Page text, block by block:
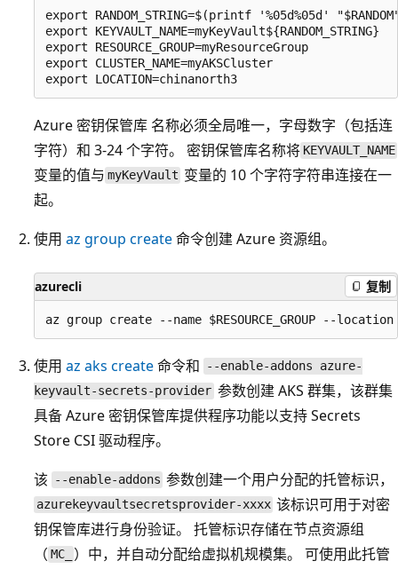
export RANDOM_STRING=$(printf '%05d%05d'
export KEYVAULT_NAME=myKeyVault${RANDOM_STRING}
export RESOURCE_GROUP=myResourceGroup
export CLUSTER_NAME=myAKSCluster
Azure 密钥保管库 名称必须全局唯一，字母数字（包括连
字符）和 3-24 个字符。 密钥保管库名称将 KEYVAULT_NAME
变量的值与 myKeyVault 变量的 10 个字符字符串连接在一
起。
使用 az group create命令创建 Azure 资源组。
azurecli 复制
使用 az aks create命令和
--enable-addons azure-
keyvault-secrets-provider 参数创建 AKS 群集，该群集
具备 Azure 密钥保管库提供程序功能以支持 Secrets
Store CSI 驱动程序。
该
--enable-addons 参数创建一个用户分配的托管标识，
azurekeyvaultsecretsprovider-xxxx 该标识可用于对密
钥保管库进行身份验证。 托管标识存储在节点资源组
（ MC_
）中，并自动分配给虚拟机规模集。 可使用此托管